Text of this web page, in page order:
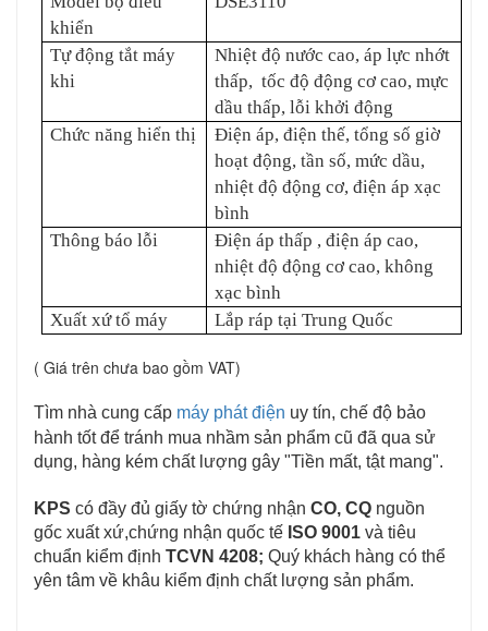
khiển
Tự động tắt máy
khi
Nhiệt độ nước cao, áp lực nhớt
thấp, tốc độ động cơ cao, mực
dầu thấp, lỗi khởi động
Chức năng hiển thị
Điện áp, điện thế, tổng số giờ
hoạt động, tần số, mức dầu,
nhiệt độ động cơ, điện áp xạc
bình
Thông báo lỗi
Điện áp thấp , điện áp cao,
nhiệt độ động cơ cao, không
xạc bình
Xuất xứ tổ máy
Lắp ráp tại Trung Quốc
( Giá trên chưa bao gồm VAT)
Tìm nhà cung cấp máy phát điện uy tín, chế độ bảo
hành tốt để tránh mua nhầm sản phẩm cũ đã qua sử
dụng, hàng kém chất lượng gây "Tiền mất, tật mang".
KPS có đầy đủ giấy tờ chứng nhận CO, CQ nguồn
gốc xuất xứ,chứng nhận quốc tế ISO 9001 và tiêu
chuẩn kiểm định TCVN 4208; Quý khách hàng có thể
yên tâm về khâu kiểm định chất lượng sản phẩm.